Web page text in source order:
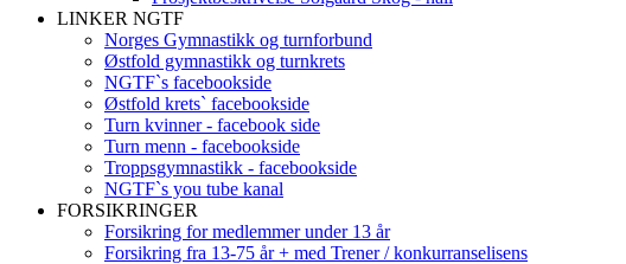
LINKER NGTF
Norges Gymnastikk og turnforbund
Østfold gymnastikk og turnkrets
NGTF`s facebookside
Østfold krets` facebookside
Turn kvinner - facebook side
Turn menn - facebookside
Troppsgymnastikk - facebookside
NGTF`s you tube kanal
FORSIKRINGER
Forsikring for medlemmer under 13 år
Forsikring fra 13-75 år + med Trener / konkurranselisens